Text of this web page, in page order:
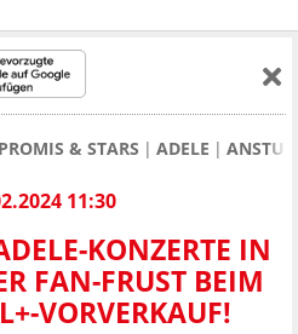
PROMIS & STARS ADELE
11:30
KONZERTE IN
FAN-FRUST BEIM
VORVERKAUF!